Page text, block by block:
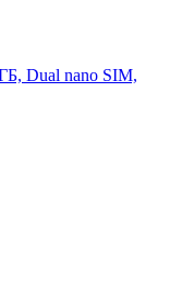
Dual nano SIM,